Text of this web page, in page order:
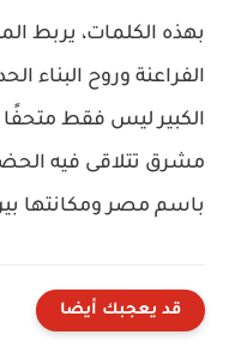
بهذه الكلمات، يربط
الفراعنة وروح البناء
الكبير ليس فقط متحفًا
مشرق تتلاقى فيه
باسم مصر ومكانتها
قد يعجبك أيضا